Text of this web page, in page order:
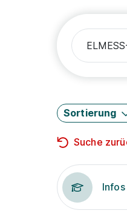
Sortierung
Suche